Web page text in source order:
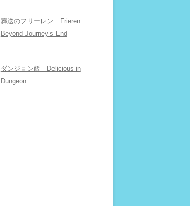
葬送のフリーレン Frieren:
Beyond Journey’s End
ダンジョン飯 Delicious in
Dungeon